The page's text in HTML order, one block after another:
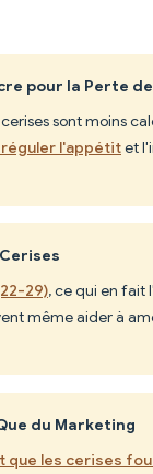
pour la Perte
sont moins
réguler l'appétitet
29), ce qui en fait
même aider à
du Marketing
que les cerises